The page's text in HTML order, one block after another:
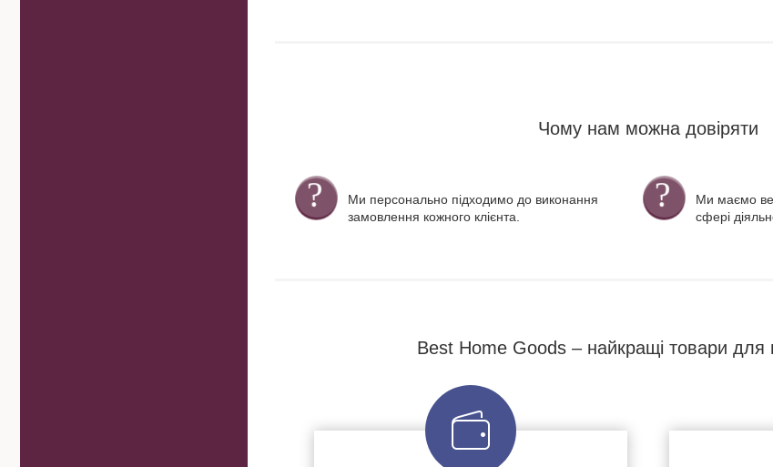
Чому нам можна довіряти
Ми персонально підходимо до виконання
замовлення кожного клієнта.
Ми маємо
сфері
Best Home Goods – найкращі товари